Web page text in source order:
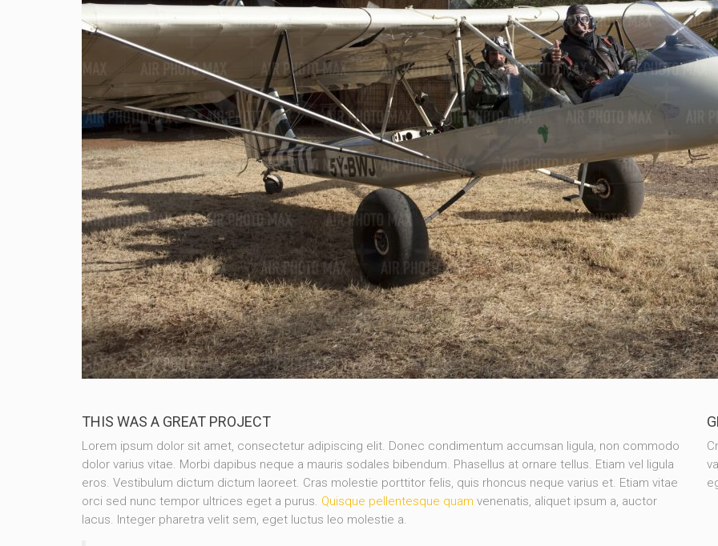
THIS WAS A GREAT PROJECT
Lorem ipsum dolor sit amet, consectetur adipiscing elit. Donec condimentum accumsan ligula, non commodo
dolor varius vitae. Morbi dapibus neque a mauris sodales bibendum. Phasellus at ornare tellus. Etiam vel ligula
eros. Vestibulum dictum dictum laoreet. Cras molestie porttitor felis, quis rhoncus neque varius et. Etiam vitae
orci sed nunc tempor ultrices eget a purus. Quisque pellentesque quam venenatis, aliquet ipsum a, auctor
lacus. Integer pharetra velit sem, eget luctus leo molestie a.